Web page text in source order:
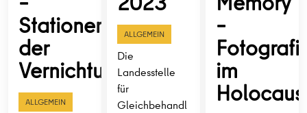
Stationen
der
Vernichtung”
ALLGEMEIN
ALLGEMEIN
Die
Landesstelle
für
Gleichbehandl
–
im